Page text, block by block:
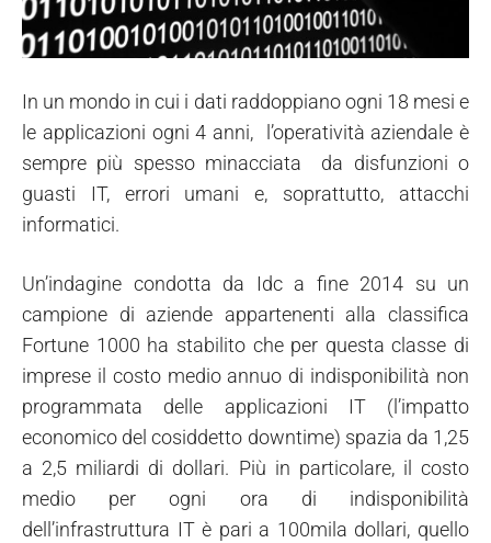
In un mondo in cui i dati raddoppiano ogni 18 mesi e
le applicazioni ogni 4 anni, l’operatività aziendale è
sempre più spesso minacciata da disfunzioni o
guasti IT, errori umani e, soprattutto, attacchi
informatici.
Un’indagine condotta da Idc a fine 2014 su un
campione di aziende appartenenti alla classifica
Fortune 1000 ha stabilito che per questa classe di
imprese il costo medio annuo di indisponibilità non
programmata delle applicazioni IT (l’impatto
economico del cosiddetto downtime) spazia da 1,25
a 2,5 miliardi di dollari. Più in particolare, il costo
medio per ogni ora di indisponibilità
dell’infrastruttura IT è pari a 100mila dollari, quello